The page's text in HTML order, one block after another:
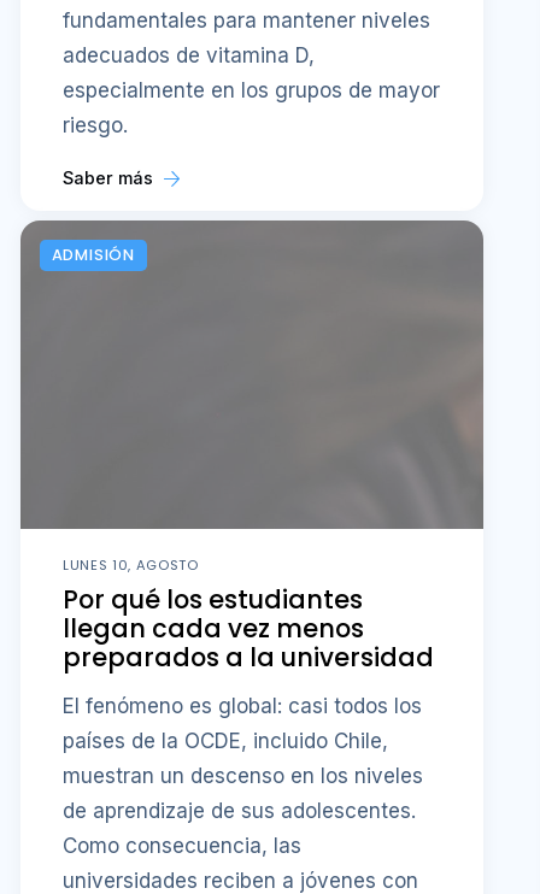
fundamentales para mantener niveles
adecuados de vitamina D,
especialmente en los grupos de mayor
riesgo.
Saber más
ADMISIÓN
LUNES 10, AGOSTO
Por qué los estudiantes
llegan cada vez menos
preparados a la universidad
El fenómeno es global: casi todos los
países de la OCDE, incluido Chile,
muestran un descenso en los niveles
de aprendizaje de sus adolescentes.
Como consecuencia, las
universidades reciben a jóvenes con